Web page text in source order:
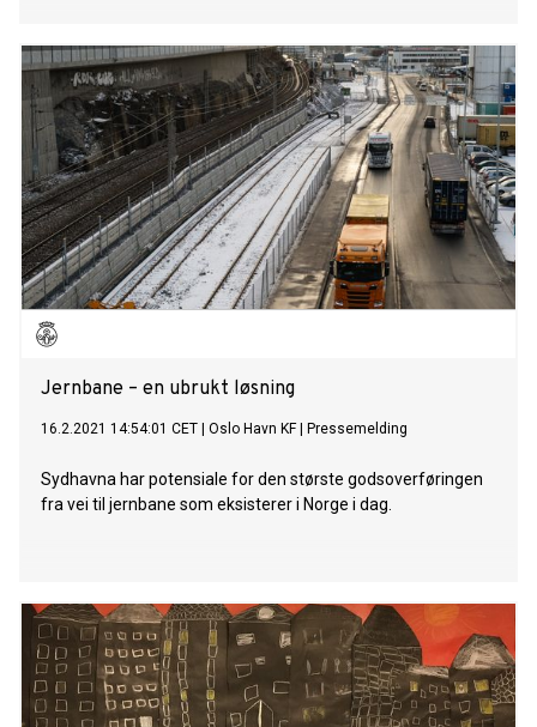
Jernbane – en ubrukt løsning
16.2.2021 14:54:01 CET Oslo Havn KF| Pressemelding
Sydhavna har potensiale for den største godsoverføringen
fra vei til jernbane som eksisterer i Norge i dag.